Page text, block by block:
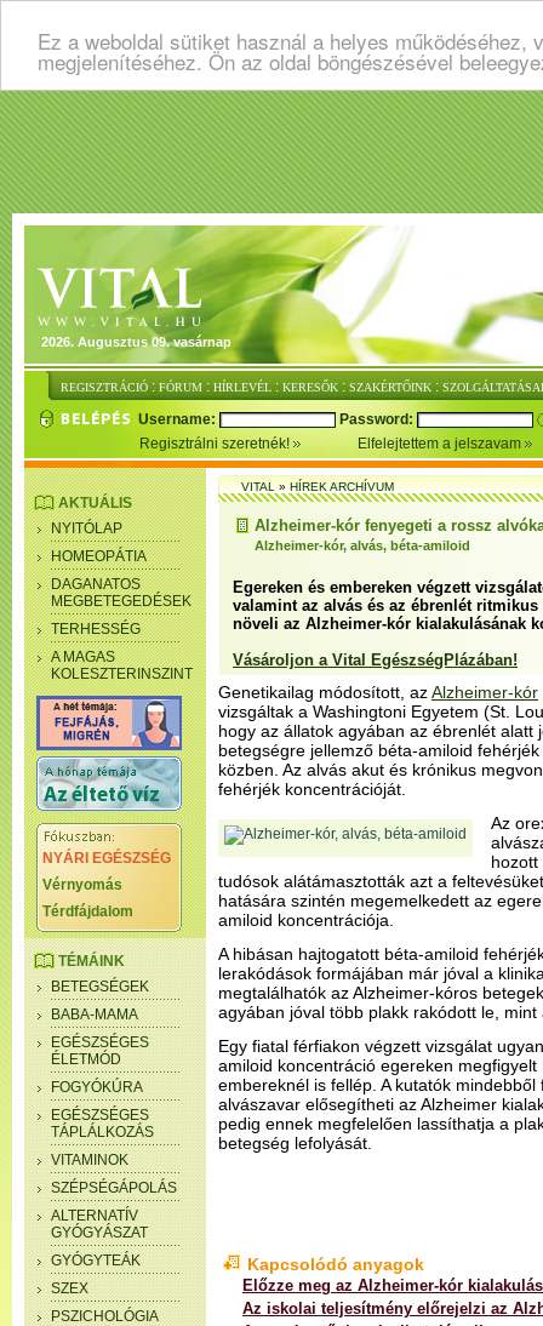
Ez a weboldal sütiket használ a helyes
megjelenítéséhez. Ön az oldal böngészésével
2026. Augusztus 09. vasárnap
REGISZTRÁCIÓ : FÓRUM : HÍRLEVÉL : KERESŐK : SZAKÉRTŐINK :
Username:
Password:
Regisztrálni szeretnék!
Elfelejtettem a jelszavam
AKTUÁLIS
NYITÓLAP
HOMEOPÁTIA
DAGANATOS
MEGBETEGEDÉSEK
TERHESSÉG
A MAGAS
KOLESZTERINSZINT
NYÁRI EGÉSZSÉG
Vérnyomás
Térdfájdalom
TÉMÁINK
BETEGSÉGEK
BABA-MAMA
EGÉSZSÉGES
ÉLETMÓD
FOGYÓKÚRA
EGÉSZSÉGES
TÁPLÁLKOZÁS
VITAMINOK
SZÉPSÉGÁPOLÁS
ALTERNATÍV
GYÓGYÁSZAT
GYÓGYTEÁK
SZEX
PSZICHOLÓGIA
VITAL»HÍREK ARCHÍVUM
Alzheimer-kór fenyegeti a rossz
Alzheimer-kór, alvás, béta-amiloid
Egereken és embereken végzett
valamint az alvás és az ébrenlét ritmikus
növeli az Alzheimer-kór kialakulásának
Vásároljon a Vital EgészségPlázában!
Genetikailag módosított, azAlzheimer-kór
vizsgáltak a Washingtoni Egyetem (St.
hogy az állatok agyában az ébrenlét alatt
betegségre jellemző béta-amiloid
közben. Az alvás akut és krónikus
fehérjék koncentrációját.
Az
tudósok alátámasztották azt a
hatására szintén megemelkedett az
amiloid koncentrációja.
A hibásan hajtogatott béta-amiloid
lerakódások formájában már jóval a
megtalálhatók az Alzheimer-kóros
agyában jóval több plakk rakódott le,
Egy fiatal férfiakon végzett vizsgálat
amiloid koncentráció egereken
embereknél is fellép. A kutatók mindebből
alvászavar elősegítheti az Alzheimer
pedig ennek megfelelően lassíthatja a
betegség lefolyását.
Kapcsolódó anyagok
Előzze meg az Alzheimer-kór
Az iskolai teljesítmény előrejelzi az